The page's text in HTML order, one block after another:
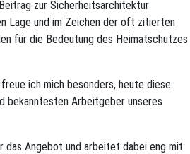
zur Sicherheitsarchitektur
Lage und im Zeichen der oft zitierten
für die Bedeutung des Heimatschutzes
ich mich besonders, heute diese
bekanntesten Arbeitgeber unseres
Angebot und arbeitet dabei eng mit